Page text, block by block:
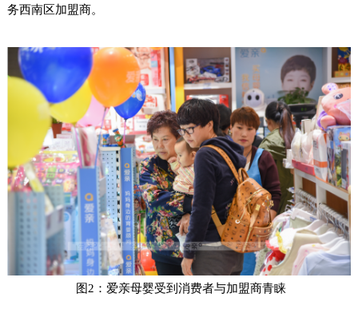
务西南区加盟商。
图2：爱亲母婴受到消费者与加盟商青睐